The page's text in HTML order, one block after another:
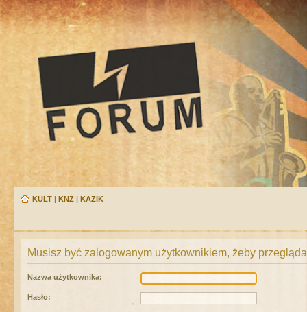
KULT | KNŻ | KAZIK
Musisz być zalogowanym użytkownikiem, żeby
Nazwa użytkownika:
Hasło: